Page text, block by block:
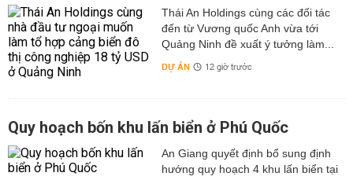
Thái An Holdings cùng các đối tác
đến từ Vương quốc Anh vừa tới
Quảng Ninh đề xuất ý tưởng làm...
DỰ ÁN 12 giờ trước
Quy hoạch bốn khu lấn biển ở Phú Quốc
An Giang quyết định bổ sung định
hướng quy hoạch 4 khu lấn biển tại